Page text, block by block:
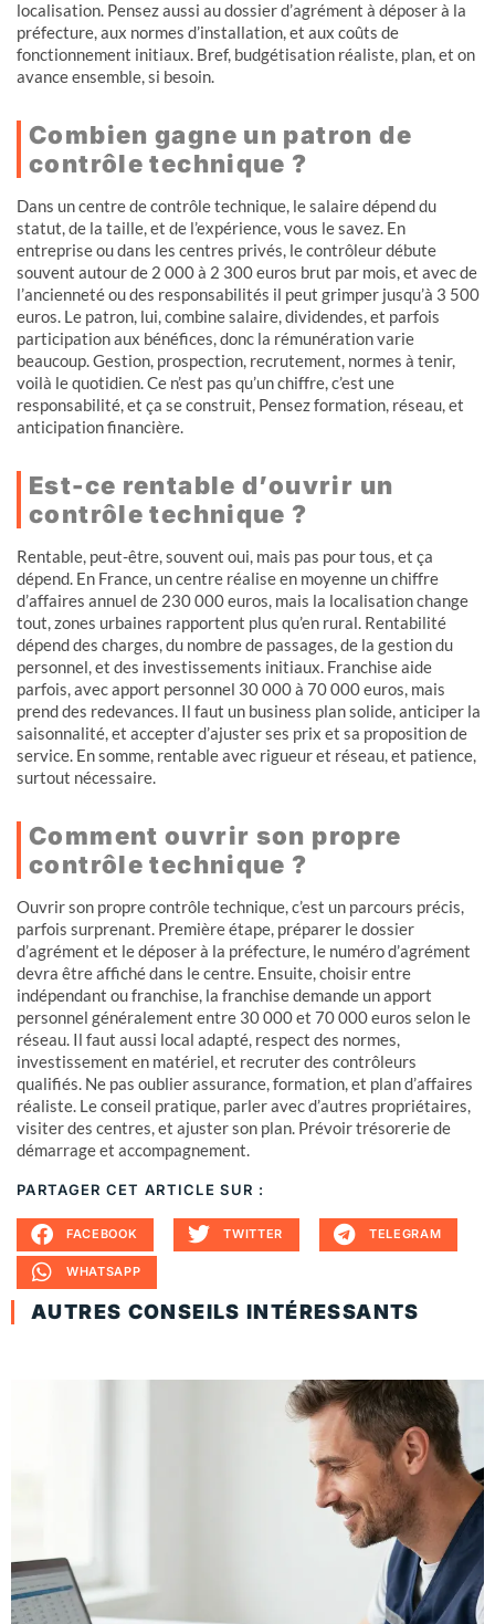
localisation. Pensez aussi au dossier d’agrément à déposer à la
préfecture, aux normes d’installation, et aux coûts de
fonctionnement initiaux. Bref, budgétisation réaliste, plan, et on
avance ensemble, si besoin.
Combien gagne un patron de
contrôle technique ?
Dans un centre de contrôle technique, le salaire dépend du
statut, de la taille, et de l’expérience, vous le savez. En
entreprise ou dans les centres privés, le contrôleur débute
souvent autour de 2 000 à 2 300 euros brut par mois, et avec de
l’ancienneté ou des responsabilités il peut grimper jusqu’à 3 500
euros. Le patron, lui, combine salaire, dividendes, et parfois
participation aux bénéfices, donc la rémunération varie
beaucoup. Gestion, prospection, recrutement, normes à tenir,
voilà le quotidien. Ce n’est pas qu’un chiffre, c’est une
responsabilité, et ça se construit, Pensez formation, réseau, et
anticipation financière.
Est-ce rentable d’ouvrir un
contrôle technique ?
Rentable, peut-être, souvent oui, mais pas pour tous, et ça
dépend. En France, un centre réalise en moyenne un chiffre
d’affaires annuel de 230 000 euros, mais la localisation change
tout, zones urbaines rapportent plus qu’en rural. Rentabilité
dépend des charges, du nombre de passages, de la gestion du
personnel, et des investissements initiaux. Franchise aide
parfois, avec apport personnel 30 000 à 70 000 euros, mais
prend des redevances. Il faut un business plan solide, anticiper la
saisonnalité, et accepter d’ajuster ses prix et sa proposition de
service. En somme, rentable avec rigueur et réseau, et patience,
surtout nécessaire.
Comment ouvrir son propre
contrôle technique ?
Ouvrir son propre contrôle technique, c’est un parcours précis,
parfois surprenant. Première étape, préparer le dossier
d’agrément et le déposer à la préfecture, le numéro d’agrément
devra être affiché dans le centre. Ensuite, choisir entre
indépendant ou franchise, la franchise demande un apport
personnel généralement entre 30 000 et 70 000 euros selon le
réseau. Il faut aussi local adapté, respect des normes,
investissement en matériel, et recruter des contrôleurs
qualifiés. Ne pas oublier assurance, formation, et plan d’affaires
réaliste. Le conseil pratique, parler avec d’autres propriétaires,
visiter des centres, et ajuster son plan. Prévoir trésorerie de
démarrage et accompagnement.
PARTAGER CET ARTICLE SUR :
FACEBOOK TWITTER TELEGRAM
WHATSAPP
AUTRES CONSEILS INTÉRESSANTS